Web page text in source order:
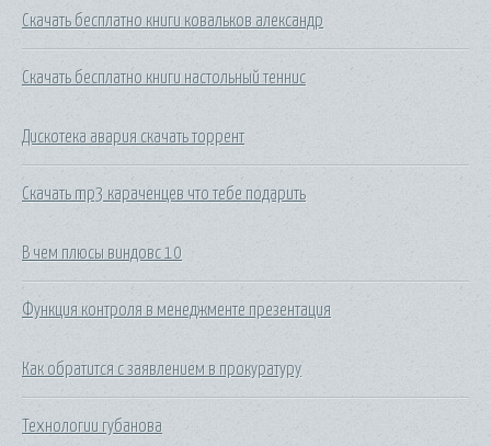
Скачать бесплатно книги ковальков александр
Скачать бесплатно книги настольный теннис
Дискотека авария скачать торрент
Скачать mp3 караченцев что тебе подарить
В чем плюсы виндовс 10
Функция контроля в менеджменте презентация
Как обратится с заявлением в прокуратуру
Технологии губанова